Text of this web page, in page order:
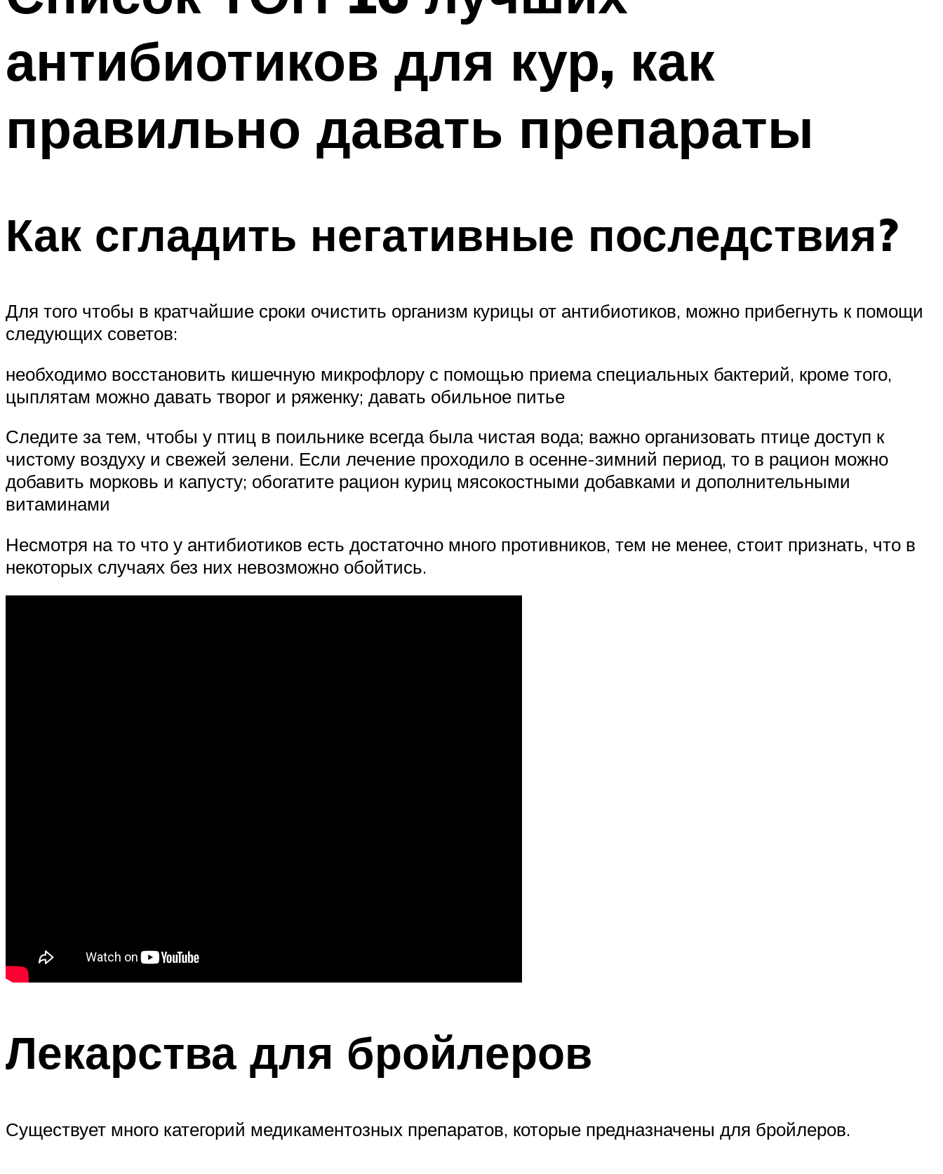
антибиотиков для кур, как
правильно давать препараты
Как сгладить негативные последствия?
Для того чтобы в кратчайшие сроки очистить организм курицы от антибиотиков, можно прибегнуть к помощи
следующих советов:
необходимо восстановить кишечную микрофлору с помощью приема специальных бактерий, кроме того,
цыплятам можно давать творог и ряженку; давать обильное питье
Следите за тем, чтобы у птиц в поильнике всегда была чистая вода; важно организовать птице доступ к
чистому воздуху и свежей зелени. Если лечение проходило в осенне-зимний период, то в рацион можно
добавить морковь и капусту; обогатите рацион куриц мясокостными добавками и дополнительными
витаминами
Несмотря на то что у антибиотиков есть достаточно много противников, тем не менее, стоит признать, что в
некоторых случаях без них невозможно обойтись.
Лекарства для бройлеров
Существует много категорий медикаментозных препаратов, которые предназначены для бройлеров.